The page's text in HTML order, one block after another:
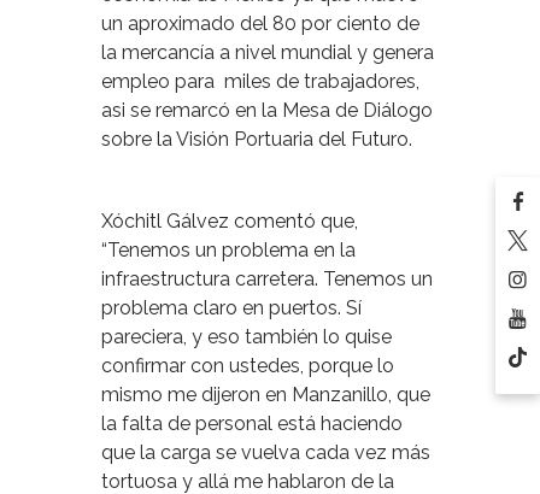
un aproximado del 80 por ciento de
la mercancía a nivel mundial y genera
empleo para miles de trabajadores,
asi se remarcó en la Mesa de Diálogo
sobre la Visión Portuaria del Futuro.
Xóchitl Gálvez comentó que,
“Tenemos un problema en la
infraestructura carretera. Tenemos un
problema claro en puertos. Sí
pareciera, y eso también lo quise
confirmar con ustedes, porque lo
mismo me dijeron en Manzanillo, que
la falta de personal está haciendo
que la carga se vuelva cada vez más
tortuosa y allá me hablaron de la